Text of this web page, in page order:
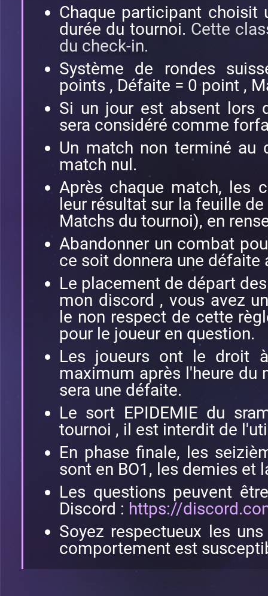
Chaque participant choisit
durée du tournoi. Cette
du check-in.
Système de rondes
points , Défaite = 0 point ,
Si un jour est absent lors
sera considéré comme
Un match non terminé
match nul.
Après chaque match, les
leur résultat sur la feuille
Matchs du tournoi), en
Abandonner un combat
ce soit donnera une défaite
Le placement de départ
mon discord , vous avez
le non respect de cette
pour le joueur en question.
Les joueurs ont le droit
maximum après l'heure du
sera une défaite.
Le sort EPIDEMIE du
tournoi , il est interdit de
En phase finale, les
sont en BO1, les demies et
Les questions peuvent
Discord : https://
Soyez respectueux les
comportement est